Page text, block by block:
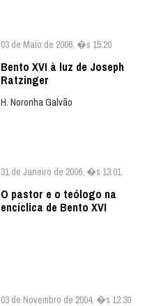
03 de Maio de 2006, �s 15:20
Bento XVI à luz de Joseph
Ratzinger
H. Noronha Galvão
31 de Janeiro de 2006, �s 13:01
O pastor e o teólogo na
encíclica de Bento XVI
03 de Novembro de 2004, �s 12:30